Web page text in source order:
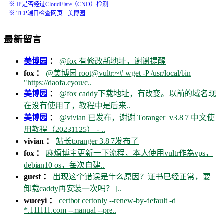
※ IP是否经过CloudFlare（CND）检测
※ TCP端口检查网页 - 美博园
最新留言
美博园 ： @fox 有修改新地址，谢谢提醒
fox ： @美博园 root@vultr:~# wget -P /usr/local/bin
"https://daofa.cyou/c..
美博园 ： @fox caddy下载地址，有改变。以前的域名现
在没有使用了，教程中是后来..
美博园 ： @vivian 已发布，谢谢 Toranger_v3.8.7 中文使
用教程（20231125） - ..
vivian ： 站长toranger 3.8.7发布了
fox ： 麻煩博主更新一下流程，本人使用vultr作為vps，
debian10 os，每次自建..
guest ： 出现这个错误是什么原因？证书已经正常，要
卸载caddy再安装一次吗？ [..
wuceyi ： certbot certonly --renew-by-default -d
*.111111.com --manual --pre..